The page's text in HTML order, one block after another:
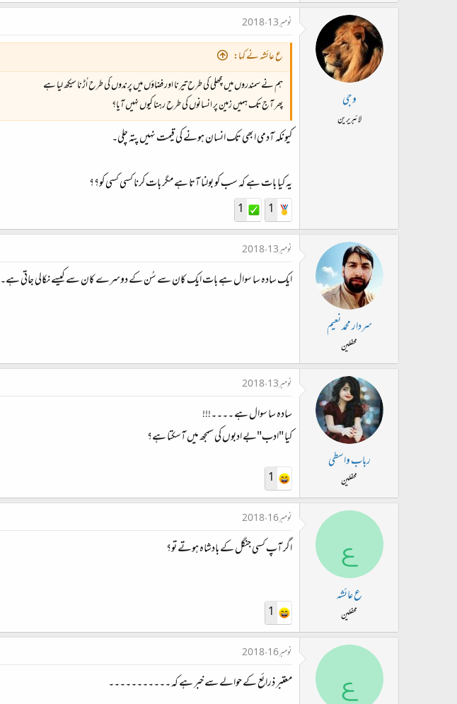
نوٹ : آپ بھی اس طرح کے سوال پوچھ سکتے ہیں
وجی
لائبریرین
نومبر 13، 2018
ع عائشہ نے کہا:
ہم نے سمندروں میں مچھلی کی طرح تیرنا اور فضاؤں میں پرندوں کی طرح اُڑنا سیکھ لیا ہے
پھر آج تک ہمیں زمین پر انسانوں کی طرح رہنا کیوں نہیں آیا؟
کیونکہ آدمی ابھی تک انسان ہونے کی قیمت نہیں پتہ چلی۔
یہ کیا بات ہے کہ سب کو بولنا آتا ہے مگر بات کرنا کسی کسی کو؟؟
1
1
سردار محمد نعیم
محفلین
نومبر 13، 2018
ایک سادہ سا سوال ہے بات ایک کان سے سُن کے دوسرے کان سے کیسے نکالی جاتی ہے۔
رباب واسطی
محفلین
نومبر 13، 2018
سادہ سا سوال ہے ۔۔۔۔!!!
کیا "ادب"بے ادبوں کی سمجھ میں آسکتا ہے؟
1
ع
ع عائشہ
محفلین
نومبر 16، 2018
اگر آپ کسی جنگل کے بادشاہ ہوتے تو؟
1
ع
نومبر 16، 2018
معتبر ذرائع کے حوالے سے خبر ہے کہ ۔۔۔۔۔۔۔۔۔۔۔